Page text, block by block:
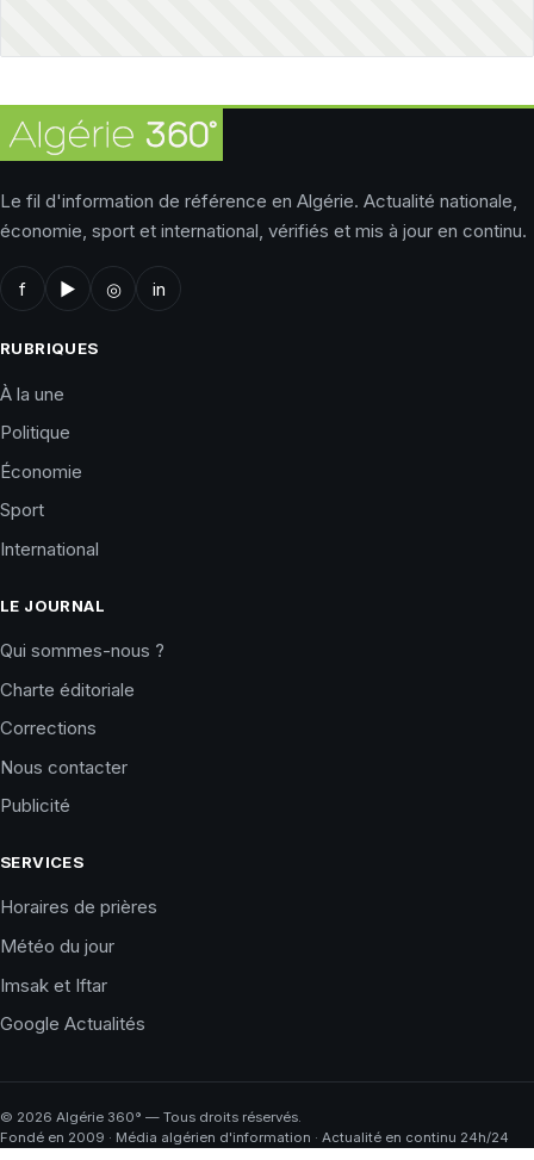
Le fil d'information de référence en Algérie. Actualité nationale,
économie, sport et international, vérifiés et mis à jour en continu.
f ▶ ◎ in
RUBRIQUES
À la une
Politique
Économie
Sport
International
LE JOURNAL
Qui sommes-nous ?
Charte éditoriale
Corrections
Nous contacter
Publicité
SERVICES
Horaires de prières
Météo du jour
Imsak et Iftar
Google Actualités
© 2026 Algérie 360° — Tous droits réservés.
Fondé en 2009 · Média algérien d'information · Actualité en continu 24h/24